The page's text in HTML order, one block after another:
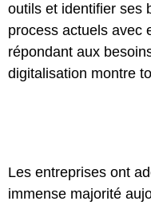
outils et identifier ses
process actuels avec
répondant aux
digitalisation montre
Les entreprises ont
immense majorité